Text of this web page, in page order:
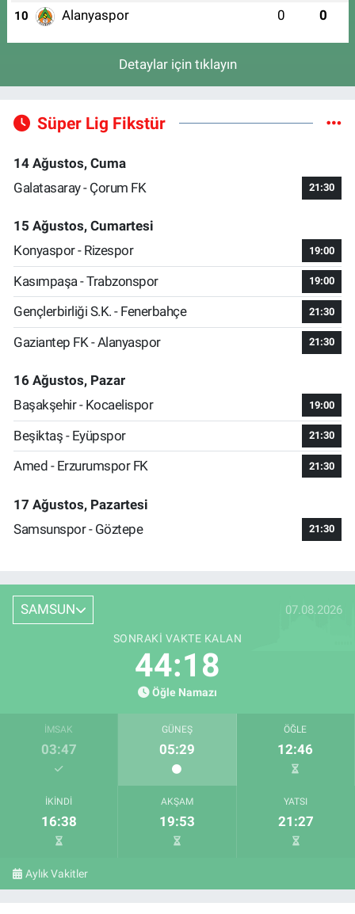
10 Alanyaspor 0 0
Detaylar için tıklayın
Süper Lig Fikstür
14 Ağustos, Cuma
Galatasaray - Çorum FK
21:30
15 Ağustos, Cumartesi
Konyaspor - Rizespor
19:00
Kasımpaşa - Trabzonspor 19:00
Gençlerbirliği S.K. - Fenerbahçe 21:30
Gaziantep FK - Alanyaspor 21:30
16 Ağustos, Pazar
Başakşehir - Kocaelispor
19:00
Beşiktaş - Eyüpspor 21:30
Amed - Erzurumspor FK 21:30
17 Ağustos, Pazartesi
Samsunspor - Göztepe
21:30
SAMSUN 07.08.2026
SONRAKI VAKTE KALAN
44:17
Öğle Namazı
İMSAK
03:47
GÜNEŞ
05:29
ÖĞLE
12:46
İKINDI
16:38
AKŞAM
19:53
YATSI
21:27
Aylık Vakitler